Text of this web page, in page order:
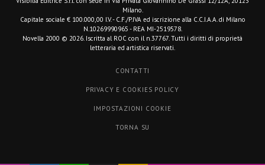
Milano.
Capitale sociale € 100.000,00 I.V. - C.F./P.IVA ed iscrizione alla C.C.I.A.A. di Milano
N.10269990965 - REA MI-2519578.
Novella 2000 © 2026. Iscritta al ROC con il n.37767. Tutti i diritti di proprietà
letteraria ed artistica riservati.
CONTATTI
PRIVACY E COOKIES POLICY
IMPOSTAZIONI COOKIE
TORNA SU